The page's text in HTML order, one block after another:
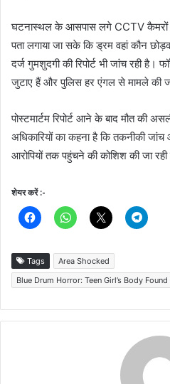
घटनास्थल के आसपास लगे CCTV कैमरों
पता लगाया जा सके कि ड्रम वहां कौन
दर्ज गुमशुदगी की रिपोर्ट भी जांच रही
जुटाए हैं और पुलिस हर एंगल से मामले की
पोस्टमार्टम रिपोर्ट आने के बाद मौत की
अधिकारियों का कहना है कि तकनीकी
आरोपियों तक पहुंचने की कोशिश की जा रही
शेयर करें :-
Tags
Area Shocked
Blue Drum Horror: Teen Girl’s Body